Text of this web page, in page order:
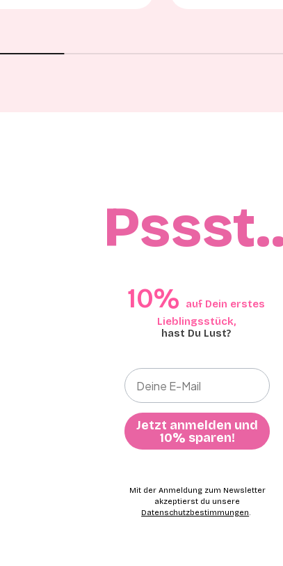
10%​​
auf Dein erstes
Lieblingsstück,​
hast Du Lust?
Jetzt anmelden und
10% sparen!
Mit der Anmeldung zum Newsletter
akzeptierst du unsere
Datenschutzbestimmungen.